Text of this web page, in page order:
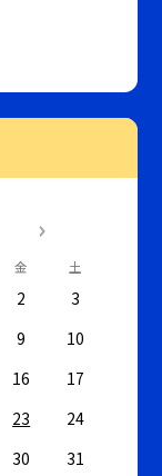
金 土
2
3
9
10
16
17
23
24
30 31